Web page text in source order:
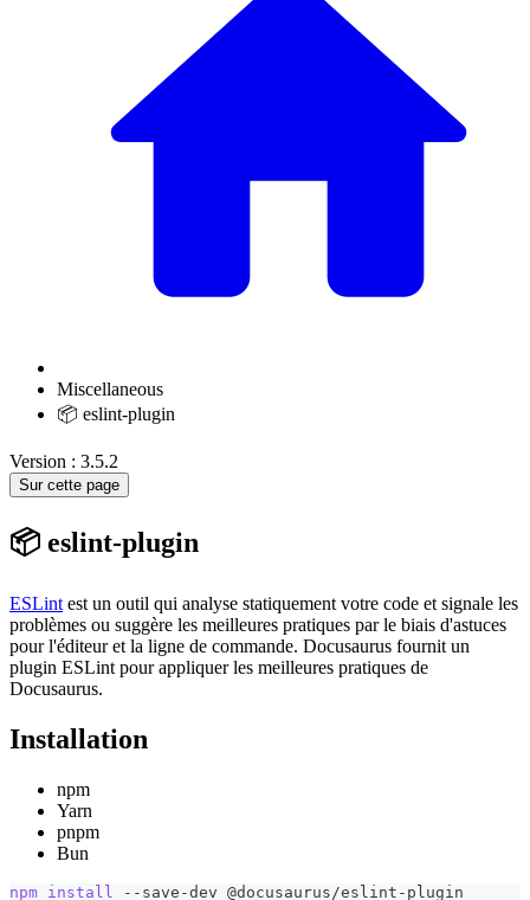
Miscellaneous
📦 eslint-plugin
Version : 3.5.2
Sur cette page
📦 eslint-plugin
ESLint est un outil qui analyse statiquement votre code et signale les
problèmes ou suggère les meilleures pratiques par le biais d'astuces
pour l'éditeur et la ligne de commande. Docusaurus fournit un
plugin ESLint pour appliquer les meilleures pratiques de
Docusaurus.
Installation
npm
Yarn
pnpm
Bun
npm install --save-dev @docusaurus/eslint-plugin